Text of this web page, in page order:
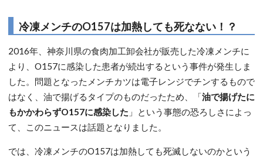
冷凍メンチのO157は加熱しても死なない！？
2016年、神奈川県の食肉加工卸会社が販売した冷凍メンチに
より、O157に感染した患者が続出するという事件が発生しま
した。問題となったメンチカツは電子レンジでチンするもので
はなく、油で揚げるタイプのものだったため、「油で揚げたに
もかかわらずO157に感染した 」という事態の恐ろしさによっ
て、このニュースは話題となりました。
では、冷凍メンチのO157は加熱しても死滅しないのかという